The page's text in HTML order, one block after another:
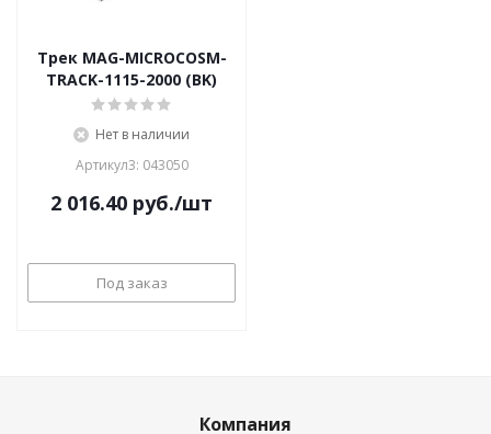
Трек MAG-MICROCOSM-
TRACK-1115-2000 (BK)
Нет в наличии
Артикул3: 043050
2 016.40 руб./шт
Под заказ
Компания